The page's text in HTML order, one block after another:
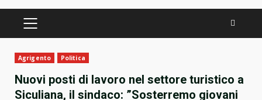
PRIMÄRES
MENÜ
Agrigento Politica
Nuovi posti di lavoro nel settore turistico a
Siculiana, il sindaco: ”Sosterremo giovani